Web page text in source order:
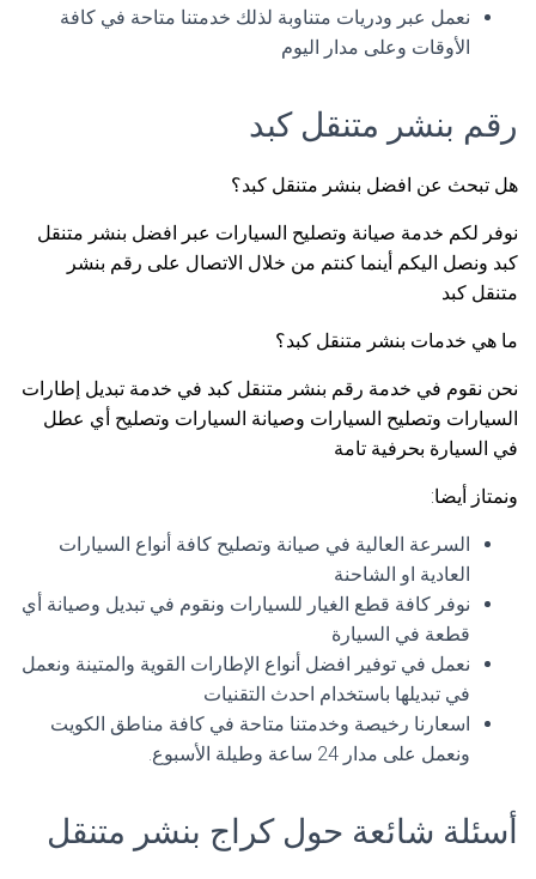
نعمل عبر ودريات متناوبة لذلك خدمتنا متاحة في كافة
الأوقات وعلى مدار اليوم
رقم بنشر متنقل كبد
هل تبحث عن افضل بنشر متنقل كبد؟
نوفر لكم خدمة صيانة وتصليح السيارات عبر افضل بنشر متنقل
كبد ونصل اليكم أينما كنتم من خلال الاتصال على رقم بنشر
متنقل كبد
ما هي خدمات بنشر متنقل كبد؟
نحن نقوم في خدمة رقم بنشر متنقل كبد في خدمة تبديل إطارات
السيارات وتصليح السيارات وصيانة السيارات وتصليح أي عطل
في السيارة بحرفية تامة
ونمتاز أيضا:
السرعة العالية في صيانة وتصليح كافة أنواع السيارات
العادية او الشاحنة
نوفر كافة قطع الغيار للسيارات ونقوم في تبديل وصيانة أي
قطعة في السيارة
نعمل في توفير افضل أنواع الإطارات القوية والمتينة ونعمل
في تبديلها باستخدام احدث التقنيات
اسعارنا رخيصة وخدمتنا متاحة في كافة مناطق الكويت
ونعمل على مدار 24 ساعة وطيلة الأسبوع.
أسئلة شائعة حول كراج بنشر متنقل